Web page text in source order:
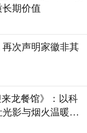
期价值
次声明家徽非其
龙餐馆》：以科
影与烟火温暖生